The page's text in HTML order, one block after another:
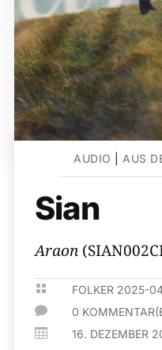
AUDIO AUS
Sian
Araon
 FOLKER 2025-
 0
 16. DEZEMBER